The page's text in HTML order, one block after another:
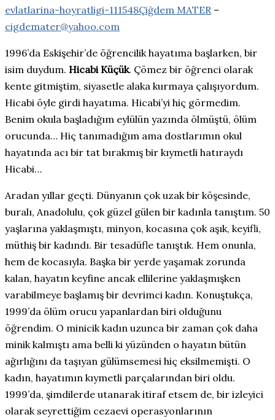
evlatlarina-hoyratligi-111548Çiğdem MATER –
cigdemater@yahoo.com
1996’da Eskişehir’de öğrencilik hayatıma başlarken, bir
isim duydum. Hicabi Küçük. Çömez bir öğrenci olarak
kente gitmiştim, siyasetle alaka kurmaya çalışıyordum.
Hicabi öyle girdi hayatıma. Hicabi’yi hiç görmedim.
Benim okula başladığım eylülün yazında ölmüştü, ölüm
orucunda… Hiç tanımadığım ama dostlarımın okul
hayatında acı bir tat bırakmış bir kıymetli hatıraydı
Hicabi…
Aradan yıllar geçti. Dünyanın çok uzak bir köşesinde,
buralı, Anadolulu, çok güzel gülen bir kadınla tanıştım. 50
yaşlarına yaklaşmıştı, minyon, kocasına çok aşık, keyifli,
müthiş bir kadındı. Bir tesadüfle tanıştık. Hem onunla,
hem de kocasıyla. Başka bir yerde yaşamak zorunda
kalan, hayatın keyfine ancak ellilerine yaklaşmışken
varabilmeye başlamış bir devrimci kadın. Konuştukça,
1999’da ölüm orucu yapanlardan biri olduğunu
öğrendim. O minicik kadın uzunca bir zaman çok daha
minik kalmıştı ama belli ki yüzünden o hayatın bütün
ağırlığını da taşıyan gülümsemesi hiç eksilmemişti. O
kadın, hayatımın kıymetli parçalarından biri oldu.
1999’da, şimdilerde utanarak itiraf etsem de, bir izleyici
olarak seyrettiğim cezaevi operasyonlarının